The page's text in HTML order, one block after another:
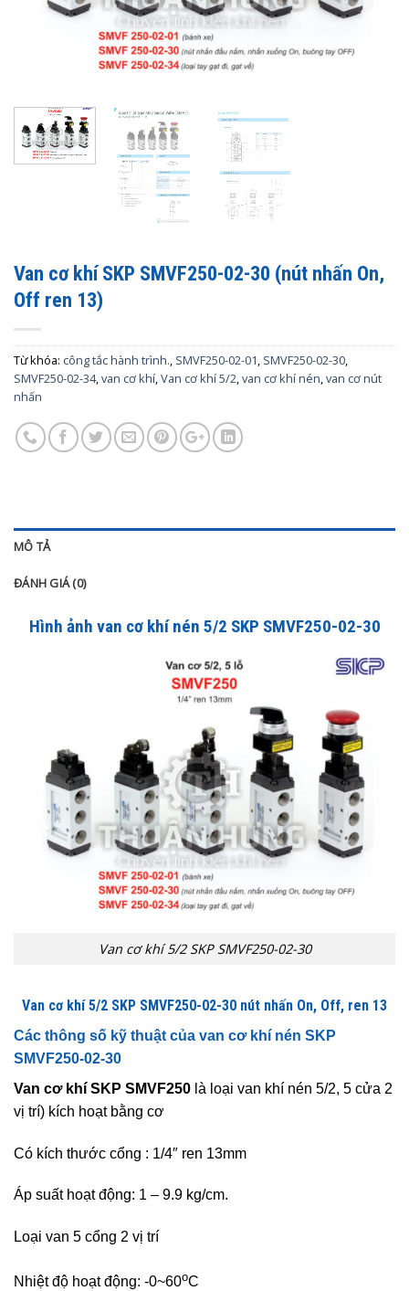
Van cơ khí SKP SMVF250-02-30 (nút nhấn On,
Off ren 13)
Từ khóa: công tắc hành trình., SMVF250-02-01, SMVF250-02-30,
SMVF250-02-34,van cơ khí,Van cơ khí 5/2,van cơ khí nén,van cơ nút
nhấn
MÔ TẢ
ĐÁNH GIÁ (0)
Hình ảnh van cơ khí nén 5/2 SKP SMVF250-02-30
Van cơ khí 5/2 SKP SMVF250-02-30
Van cơ khí 5/2 SKP SMVF250-02-30 nút nhấn On, Off, ren 13
Các thông số kỹ thuật của van cơ khí nén SKP
SMVF250-02-30
Van cơ khí SKP SMVF250 là loại van khí nén 5/2, 5 cửa 2
vị trí) kích hoạt bằng cơ
Có kích thước cổng : 1/4″ ren 13mm
Áp suất hoạt động: 1 – 9.9 kg/cm.
Loại van 5 cổng 2 vị trí
Nhiệt độ hoạt động: -0~60oC